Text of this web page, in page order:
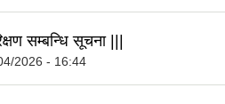
सम्बन्धि सूचना |||
2026 - 16:44